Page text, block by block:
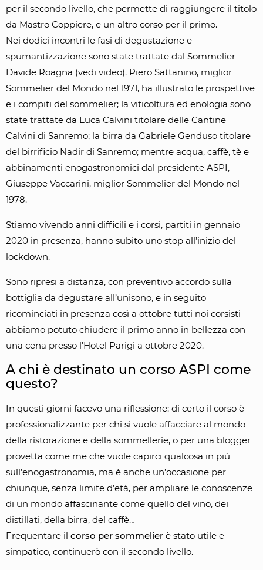
per il secondo livello, che permette di raggiungere il titolo
da Mastro Coppiere, e un altro corso per il primo.
Nei dodici incontri le fasi di degustazione e
spumantizzazione sono state trattate dal Sommelier
Davide Roagna (vedi video). Piero Sattanino, miglior
Sommelier del Mondo nel 1971, ha illustrato le prospettive
e i compiti del sommelier; la viticoltura ed enologia sono
state trattate da Luca Calvini titolare delle Cantine
Calvini di Sanremo; la birra da Gabriele Genduso titolare
del birrificio Nadir di Sanremo; mentre acqua, caffè, tè e
abbinamenti enogastronomici dal presidente ASPI,
Giuseppe Vaccarini, miglior Sommelier del Mondo nel
1978.
Stiamo vivendo anni difficili e i corsi, partiti in gennaio
2020 in presenza, hanno subito uno stop all’inizio del
lockdown.
Sono ripresi a distanza, con preventivo accordo sulla
bottiglia da degustare all’unisono, e in seguito
ricominciati in presenza così a ottobre tutti noi corsisti
abbiamo potuto chiudere il primo anno in bellezza con
una cena presso l’Hotel Parigi a ottobre 2020.
A chi è destinato un corso ASPI come
questo?
In questi giorni facevo una riflessione: di certo il corso è
professionalizzante per chi si vuole affacciare al mondo
della ristorazione e della sommellerie, o per una blogger
provetta come me che vuole capirci qualcosa in più
sull’enogastronomia, ma è anche un’occasione per
chiunque, senza limite d’età, per ampliare le conoscenze
di un mondo affascinante come quello del vino, dei
distillati, della birra, del caffè…
Frequentare il corso per sommelier è stato utile e
simpatico, continuerò con il secondo livello.